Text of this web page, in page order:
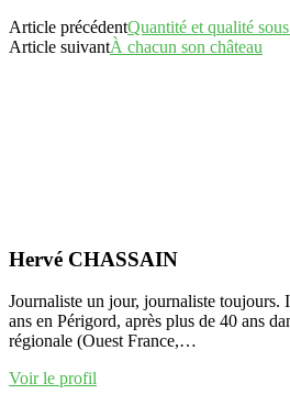
Article précédentQuantité et qualité
Article suivantÀ chacun son château
Hervé CHASSAIN
Journaliste un jour, journaliste toujours.
ans en Périgord, après plus de 40 ans
régionale (Ouest France,…
Voir le profil